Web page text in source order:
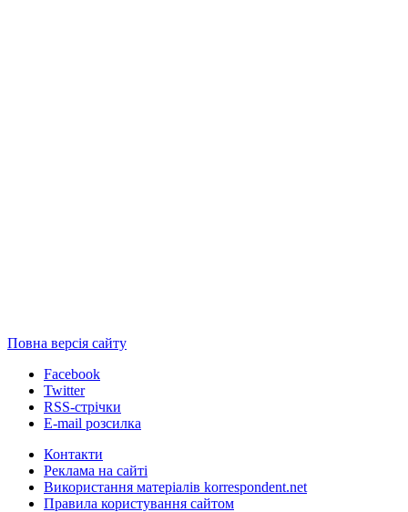
Повна версія сайту
Facebook
Twitter
RSS-стрічки
E-mail розсилка
Контакти
Реклама на сайті
Використання матеріалів korrespondent.net
Правила користування сайтом